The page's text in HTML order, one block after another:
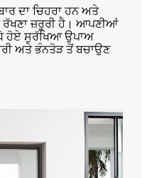
ਦਾ ਚਿਹਰਾ ਹਨ ਅਤੇ
ਜ਼ਰੂਰੀ ਹੈ। ਆਪਣੀਆਂ
ਹੋਏ ਸੁਰੱਖਿਆ ਉਪਾਅ
ਅਤੇ ਭੰਨਤੋੜ ਤੋਂ ਬਚਾਉਣ